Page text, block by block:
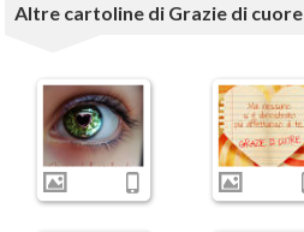
Altre cartoline di Grazie di cuore